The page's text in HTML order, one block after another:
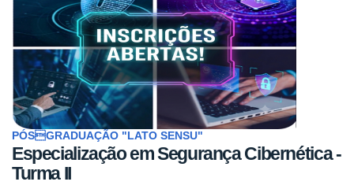
PÓSGRADUAÇÃO "LATO SENSU"
Especialização em Segurança Cibernética -
Turma II